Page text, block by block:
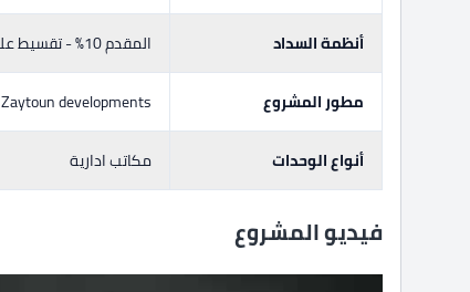
أنظمة السداد المقدم 10% - تقسيط على 8
مطور المشروع Zaytoun developments زيتون للتطوير العقاري
أنواع الوحدات مكاتب ادارية
فيديو المشروع